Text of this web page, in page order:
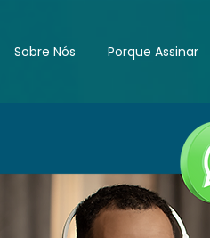
Sobre Nós Porque Assinar